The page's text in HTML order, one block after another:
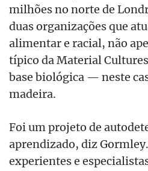
milhões no norte de
duas organizações que
alimentar e racial, não
típico da Material
base biológica — neste
madeira.
Foi um projeto de
aprendizado, diz
experientes e